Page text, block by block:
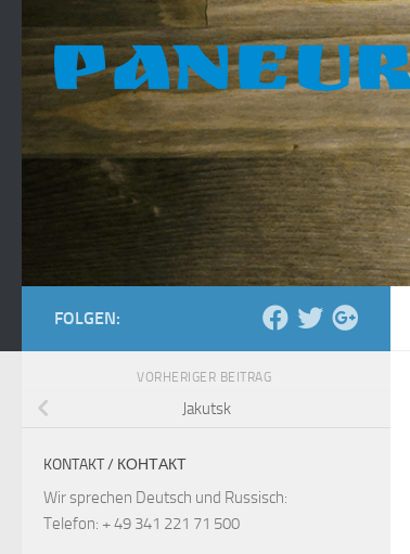
Zum Inhalt springen
FOLGEN:
VORHERIGER BEITRAG
Jakutsk
KONTAKT / КОНТАКТ
Wir sprechen Deutsch und Russisch:
Telefon: + 49 341 221 71 500